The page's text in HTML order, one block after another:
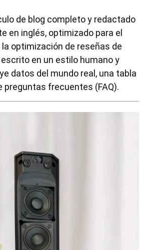
de blog completo y redactado
en inglés, optimizado para el
la optimización de reseñas de
en un estilo humano y
datos del mundo real, una tabla
preguntas frecuentes (FAQ).